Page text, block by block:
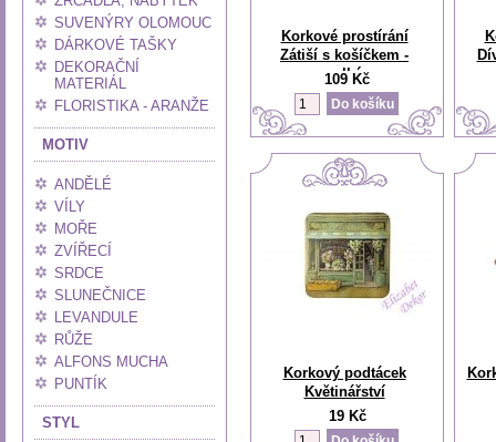
SUVENÝRY OLOMOUC
DÁRKOVÉ TAŠKY
DEKORAČNÍ
MATERIÁL
FLORISTIKA - ARANŽE
MOTIV
ANDĚLÉ
VÍLY
MOŘE
ZVÍŘECÍ
SRDCE
SLUNEČNICE
LEVANDULE
RŮŽE
ALFONS MUCHA
PUNTÍK
STYL
Korkové prostírání
Zátiší s košíčkem -
velké
109 Kč
Korkový podtácek
Květinářství
19 Kč